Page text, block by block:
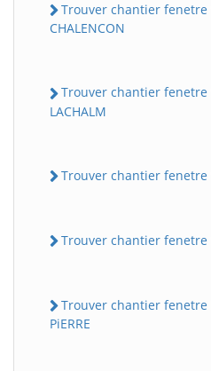
Trouver chantier fenetre
CHALENCON
Trouver chantier fenetre
LACHALM
Trouver chantier fenetre
Trouver chantier fenetre
Trouver chantier fenetre
PiERRE